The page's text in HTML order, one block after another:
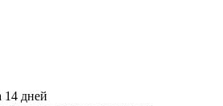
14 дней